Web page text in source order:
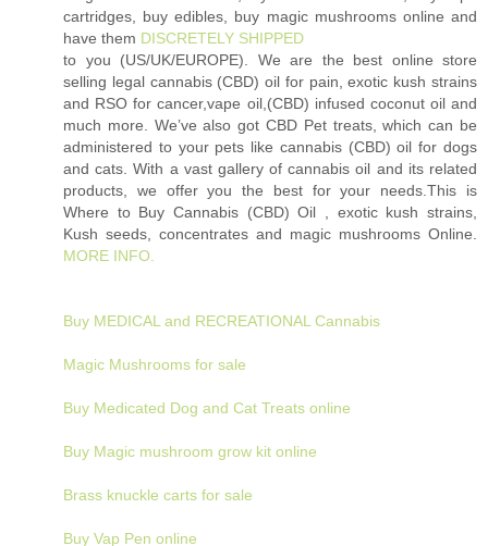
cartridges, buy edibles, buy magic mushrooms online and
have them DISCRETELY SHIPPED
to you (US/UK/EUROPE). We are the best online store
selling legal cannabis (CBD) oil for pain, exotic kush strains
and RSO for cancer,vape oil,(CBD) infused coconut oil and
much more. We’ve also got CBD Pet treats, which can be
administered to your pets like cannabis (CBD) oil for dogs
and cats. With a vast gallery of cannabis oil and its related
products, we offer you the best for your needs.This is
Where to Buy Cannabis (CBD) Oil , exotic kush strains,
Kush seeds, concentrates and magic mushrooms Online.
MORE INFO.
Buy MEDICAL and RECREATIONAL Cannabis
Magic Mushrooms for sale
Buy Medicated Dog and Cat Treats online
Buy Magic mushroom grow kit online
Brass knuckle carts for sale
Buy Vap Pen online